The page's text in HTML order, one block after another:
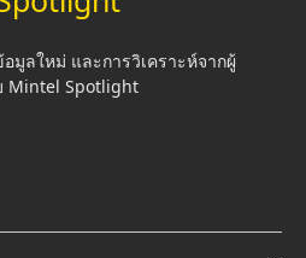
ลใหม่ และการวิเคราะห์จากผู้
Mintel Spotlight